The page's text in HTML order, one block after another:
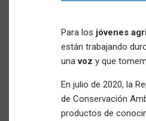
Para los jóvenes
están trabajando
unavoz y que
En julio de 2020, la
de Conservación
productos de